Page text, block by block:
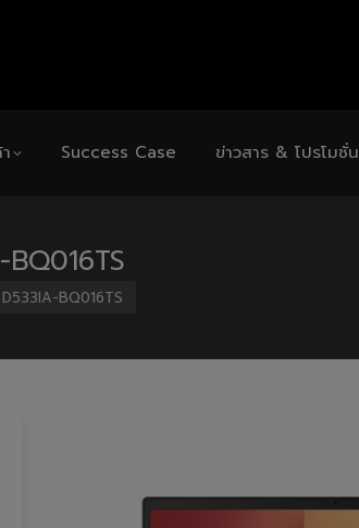
Success Case ข่าวสาร & โปรโมชั่น
BQ016TS